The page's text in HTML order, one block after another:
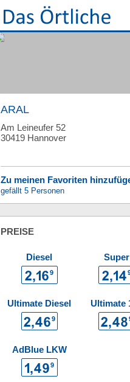
ARAL
Am Leineufer 52
30419 Hannover
Zu meinen Favoriten
gefällt 5 Personen
PREISE
Diesel Super
Ultimate Diesel Ultimate
AdBlue LKW